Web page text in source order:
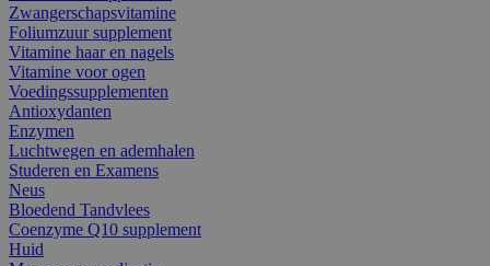
Zwangerschapsvitamine
Foliumzuur supplement
Vitamine haar en nagels
Vitamine voor ogen
Voedingssupplementen
Antioxydanten
Enzymen
Luchtwegen en ademhalen
Studeren en Examens
Neus
Bloedend Tandvlees
Coenzyme Q10 supplement
Huid